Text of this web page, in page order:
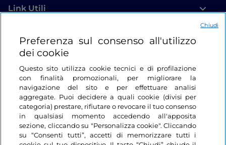
Link Utili
Login
Restiamo in contatto
Preferenza sul consenso all'utilizzo
dei cookie
Questo sito utilizza cookie tecnici e di profilazione
con finalità promozionali, per migliorare la
navigazione del sito e per effettuare analisi
aggregate. Puoi decidere a quali cookie (divisi per
categoria) prestare, rifiutare o revocare il tuo consenso
in qualsiasi momento accedendo all'apposita
sezione, cliccando su "Personalizza cookie". Cliccando
su “Consenti tutti”, accetti di memorizzare tutti i
Chiudi